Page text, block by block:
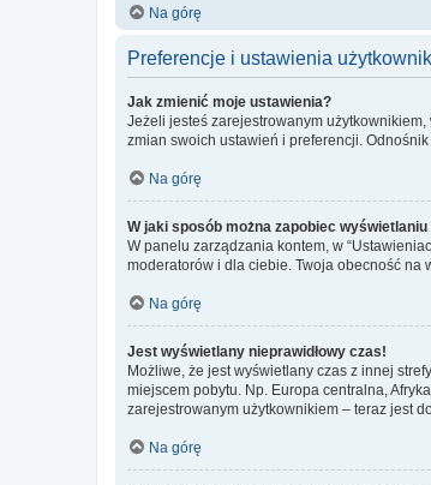
Na górę
Preferencje i ustawienia
Jak zmienić moje ustawienia?
Jeżeli jesteś zarejestrowanym
zmian swoich ustawień i preferencji.
Na górę
W jaki sposób można zapobiec
W panelu zarządzania kontem, w
moderatorów i dla ciebie. Twoja obecność na
Na górę
Jest wyświetlany nieprawidłowy czas!
Możliwe, że jest wyświetlany czas z innej
miejscem pobytu. Np. Europa centralna,
zarejestrowanym użytkownikiem – teraz jest
Na górę